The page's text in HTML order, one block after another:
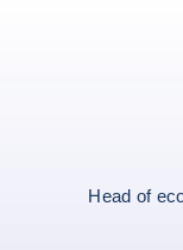
Head of